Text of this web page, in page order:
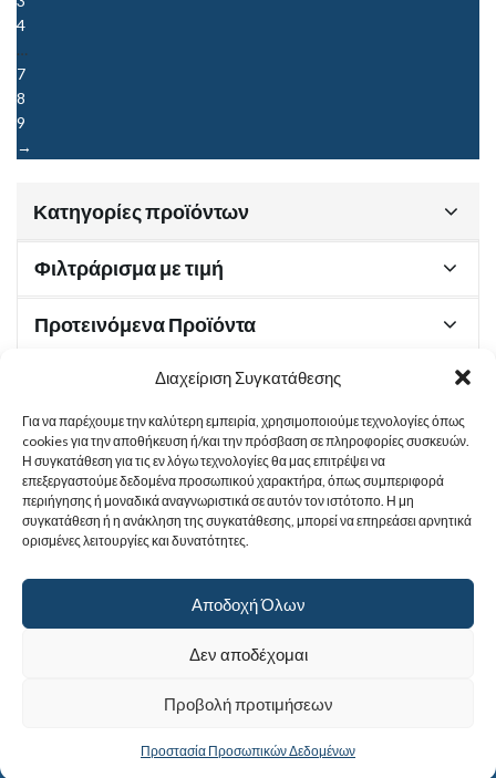
Διαχείριση Συγκατάθεσης
Για να παρέχουμε την καλύτερη εμπειρία, χρησιμοποιούμε τεχνολογίες όπως
cookies για την αποθήκευση ή/και την πρόσβαση σε πληροφορίες συσκευών.
Η συγκατάθεση για τις εν λόγω τεχνολογίες θα μας επιτρέψει να
επεξεργαστούμε δεδομένα προσωπικού χαρακτήρα, όπως συμπεριφορά
περιήγησης ή μοναδικά αναγνωριστικά σε αυτόν τον ιστότοπο. Η μη
συγκατάθεση ή η ανάκληση της συγκατάθεσης, μπορεί να επηρεάσει αρνητικά
ορισμένες λειτουργίες και δυνατότητες.
Αποδοχή Όλων
Δεν αποδέχομαι
Προβολή προτιμήσεων
Προστασία Προσωπικών Δεδομένων
4
…
7
8
9
→
Κατηγορίες προϊόντων
Φιλτράρισμα με τιμή
Προτεινόμενα Προϊόντα
Χρήσιμα Έγγραφα
Sitemap
Στοιχεία Επικοινωνίας
Powered by |